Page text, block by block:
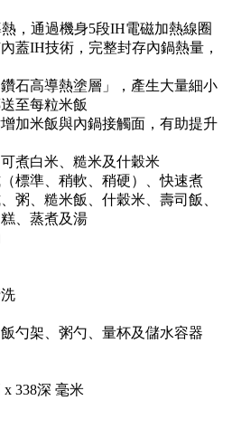
，通過機身5段IH電磁加熱線圈
內蓋IH技術，完整封存內鍋熱量，
鑽石高導熱塗層」，產生大量細小
至每粒米飯
加米飯與內鍋接觸面，有助提升
煮白米、糙米及什穀米
標準、稍軟、稍硬）、快速煮
粥、糙米飯、什穀米、壽司飯、
、蒸煮及湯
勺架、粥勺、量杯及儲水容器
x 338深 毫米